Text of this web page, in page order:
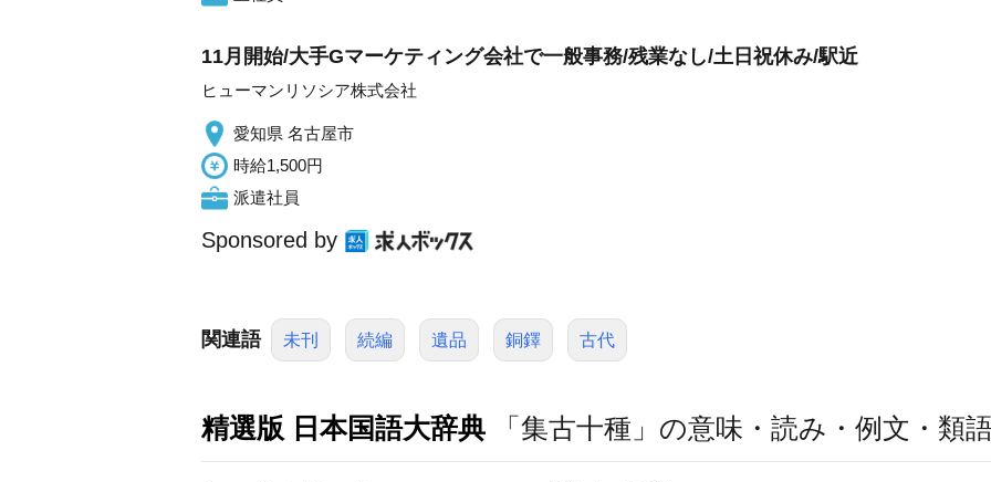
11月開始/大手Gマーケティング会社で一般事務/残業なし/土日祝休み/駅近
ヒューマンリソシア株式会社
愛知県 名古屋市
時給1,500円
派遣社員
Sponsored by
関連語 未刊 続編 遺品 銅鐸 古代
精選版 日本国語大辞典 「集古十種」の意味・読み・例文・類